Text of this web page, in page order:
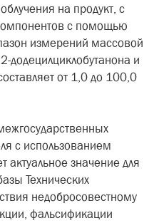
на продукт, с
с помощью
измерений массовой
додецилциклобутанона и
от 1,0 до 100,0
с использованием
значение для
Технических
недобросовестному
фальсификации